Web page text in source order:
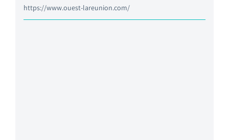
https://www.ouest-lareunion.com/